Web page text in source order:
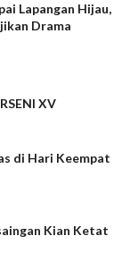
Lapangan Hijau,
Drama
XV
di Hari Keempat
Kian Ketat